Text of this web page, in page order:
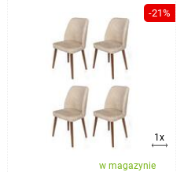
-21%
1x
w magazynie